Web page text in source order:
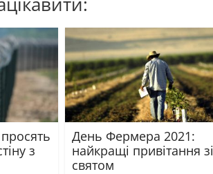
з
День Фермера 2021:
найкращі привітання зі
святом